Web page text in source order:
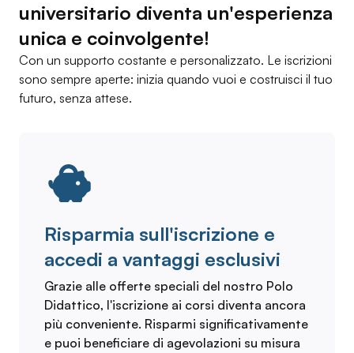
universitario diventa un'esperienza
unica e coinvolgente!
Con un supporto costante e personalizzato. Le iscrizioni
sono sempre aperte: inizia quando vuoi e costruisci il tuo
futuro, senza attese.
Risparmia sull'iscrizione e
accedi a vantaggi esclusivi
Grazie alle offerte speciali del nostro Polo
Didattico, l'iscrizione ai corsi diventa ancora
più conveniente. Risparmi significativamente
e puoi beneficiare di agevolazioni su misura